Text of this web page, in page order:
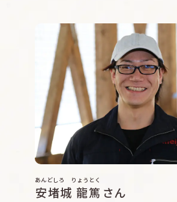
安堵城 龍篤
あんどしろ りょうとく
さん